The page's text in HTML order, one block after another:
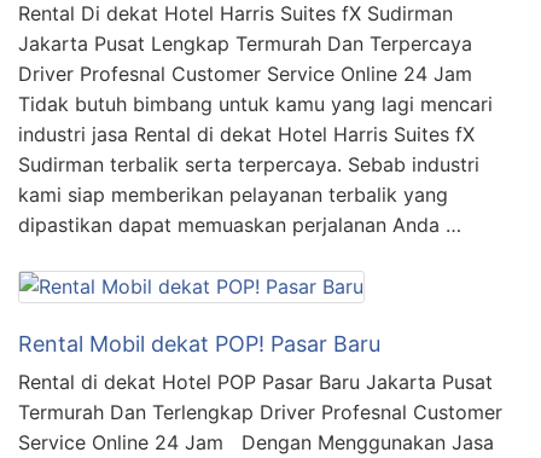
Rental Di dekat Hotel Harris Suites fX Sudirman
Jakarta Pusat Lengkap Termurah Dan Terpercaya
Driver Profesnal Customer Service Online 24 Jam
Tidak butuh bimbang untuk kamu yang lagi mencari
industri jasa Rental di dekat Hotel Harris Suites fX
Sudirman terbalik serta terpercaya. Sebab industri
kami siap memberikan pelayanan terbalik yang
dipastikan dapat memuaskan perjalanan Anda …
Rental Mobil dekat POP! Pasar Baru
Rental di dekat Hotel POP Pasar Baru Jakarta Pusat
Termurah Dan Terlengkap Driver Profesnal Customer
Service Online 24 Jam Dengan Menggunakan Jasa